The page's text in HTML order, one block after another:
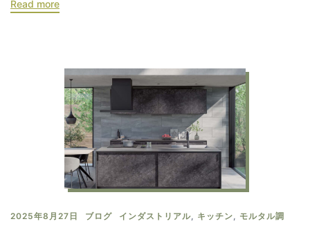
Read more
2025年8月27日 ブログ インダストリアル, キッチン, モルタル調